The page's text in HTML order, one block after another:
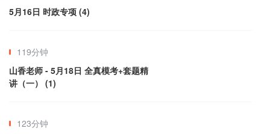
5月16日 时政专项 (4)
119分钟
山香老师 - 5月18日 全真模考+套题精
讲（一） (1)
123分钟